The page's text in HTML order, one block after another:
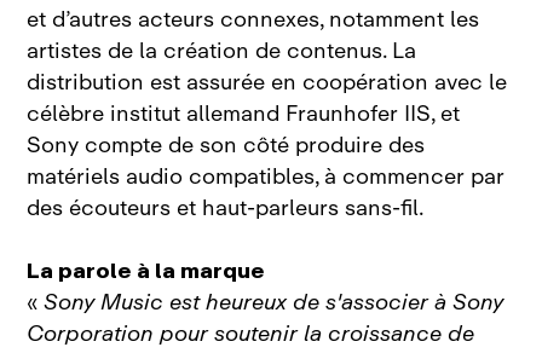
et d’autres acteurs connexes, notamment les
artistes de la création de contenus. La
distribution est assurée en coopération avec le
célèbre institut allemand Fraunhofer IIS, et
Sony compte de son côté produire des
matériels audio compatibles, à commencer par
des écouteurs et haut‑parleurs sans‑fil.
La parole à la marque
«Sony Music est heureux de s'associer à Sony
Corporation pour soutenir la croissance de